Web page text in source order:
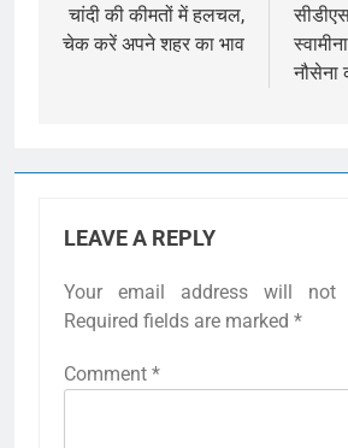
चांदी की कीमतों में हलचल,
चेक करें अपने शहर का भाव
नौसेना
LEAVE A REPLY
Your email address will not
Required fields are marked *
Comment *